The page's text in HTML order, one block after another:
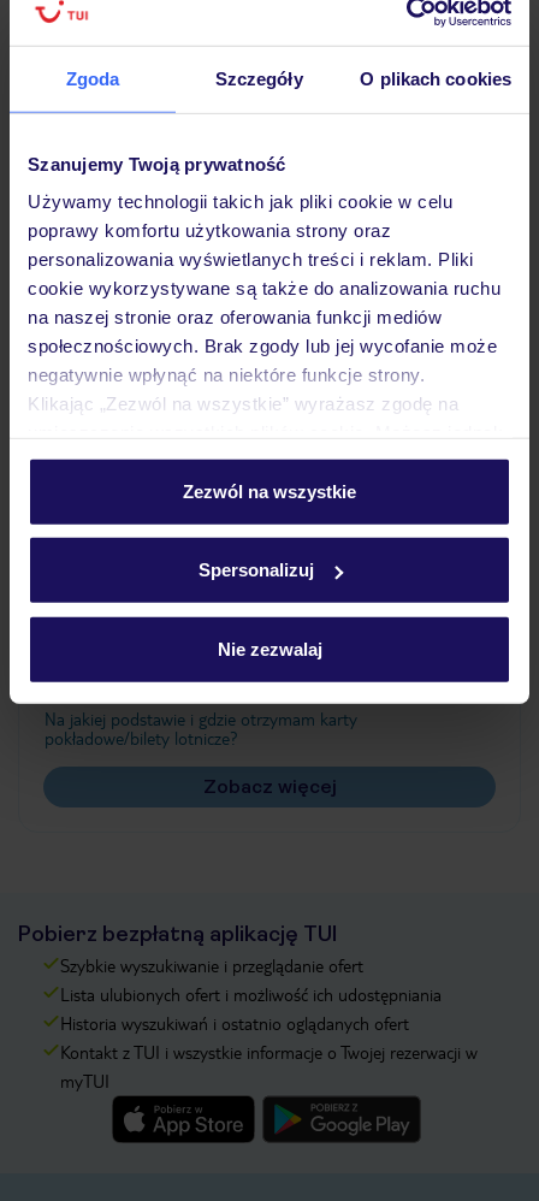
Zgoda Szczegóły O plikach cookies
Szanujemy Twoją prywatność
Używamy technologii takich jak pliki cookie w celu
poprawy komfortu użytkowania strony oraz
personalizowania wyświetlanych treści i reklam. Pliki
cookie wykorzystywane są także do analizowania ruchu
na naszej stronie oraz oferowania funkcji mediów
społecznościowych. Brak zgody lub jej wycofanie może
negatywnie wpłynąć na niektóre funkcje strony.
Klikając „Zezwól na wszystkie” wyrażasz zgodę na
personalizować swój wybór wchodząc w zakładkę
Szczegółowe informacje o plikach cookie znajdziesz
Zezwól na wszystkie
Spersonalizuj
Nie zezwalaj
Hotel
Opinie
Pokoje
Wyżywienie
Ważne informacje
Często zadawane pytania
Jak zmienić uczestników/osobę zgłaszającą?
Czy w Hotelu będzie przedstawiciel TUI?
Na jakiej podstawie i gdzie otrzymam karty
pokładowe/bilety lotnicze?
Zobacz więcej
Pobierz bezpłatną aplikację TUI
Szybkie wyszukiwanie i przeglądanie ofert
Lista ulubionych ofert i możliwość ich udostępniania
Historia wyszukiwań i ostatnio oglądanych ofert
Kontakt z TUI i wszystkie informacje o Twojej rezerwacji w
myTUI